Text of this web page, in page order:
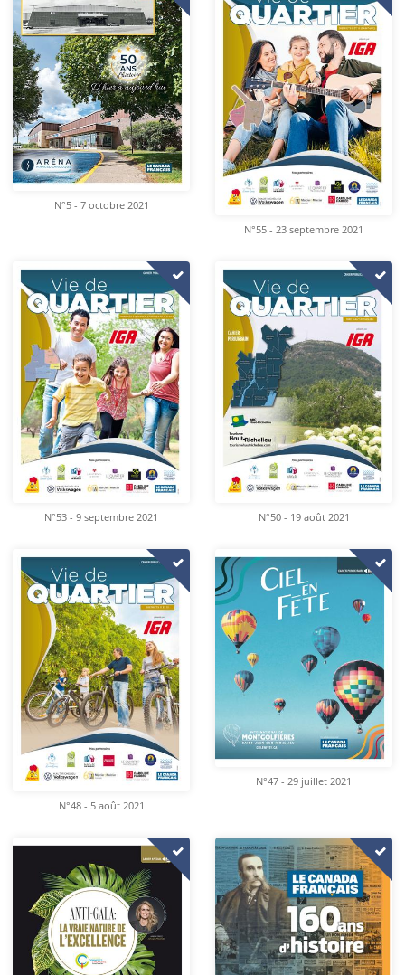
N°5 - 7 octobre 2021
N°55 - 23 septembre 2021
N°53 - 9 septembre 2021 N°50 - 19 août 2021
N°48 - 5 août 2021
N°47 - 29 juillet 2021